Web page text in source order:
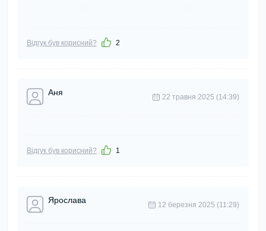
Відгук був корисний? 2
Аня 22 травня 2025 (14:39)
Відгук був корисний? 1
Ярослава 12 березня 2025 (11:29)